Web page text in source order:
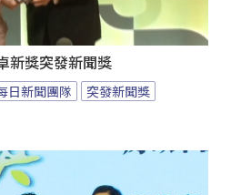
新獎突發新聞獎
日新聞團隊
突發新聞獎